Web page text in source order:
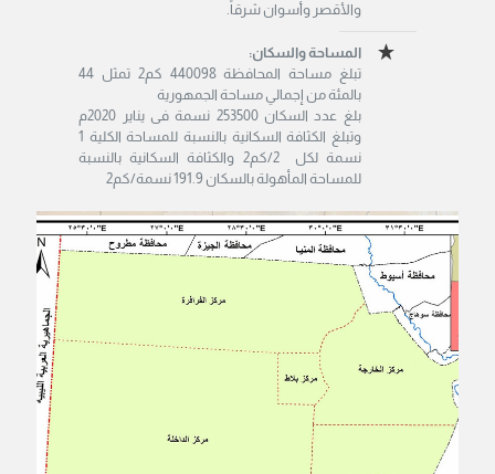
والأقصر وأسوان شرقاً.
المساحة والسكان:
تبلغ مساحة المحافظة 440098 كم2 تمثل 44
بالمئة من إجمالي مساحة الجمهورية
بلغ عدد السكان 253500 نسمة فى يناير 2020م
وتبلغ الكثافة السكانية بالنسبة للمساحة الكلية 1
نسمة لكل 2/كم2 والكثافة السكانية بالنسبة
للمساحة المأهولة بالسكان 191.9 نسمة/كم2